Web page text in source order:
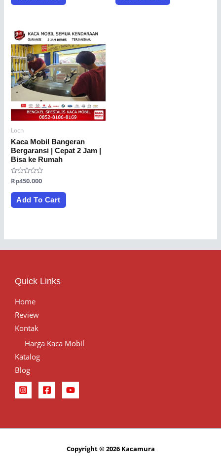
Locn
Kaca Mobil Bangeran
Bergaransi | Cepat 2 Jam |
Bisa ke Rumah
Rated
0
out
Rp450.000
Add To Cart
Quick Links
Home
Review
Kontak
Harga Kaca Mobil
Katalog
Blog
Copyright © 2026 Kacamura